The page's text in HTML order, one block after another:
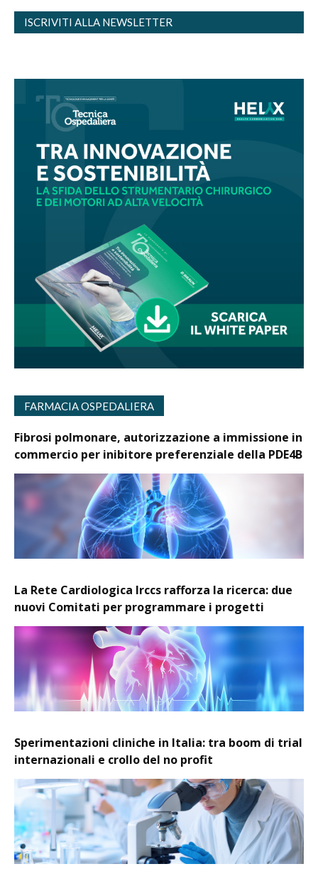
ISCRIVITI ALLA NEWSLETTER
FARMACIA OSPEDALIERA
Fibrosi polmonare, autorizzazione a immissione in
commercio per inibitore preferenziale della PDE4B
La Rete Cardiologica Irccs rafforza la ricerca: due
nuovi Comitati per programmare i progetti
Sperimentazioni cliniche in Italia: tra boom di trial
internazionali e crollo del no profit